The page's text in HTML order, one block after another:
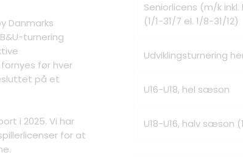
Danmarks
turnering
før hver
på et
i 2025. Vi har
for at
Seniorlicens (m/k
(1/1-31/7 el. 1/8-31/12)
Udviklingsturnering
U16-U18, hel sæson
U18-U16, halv sæson